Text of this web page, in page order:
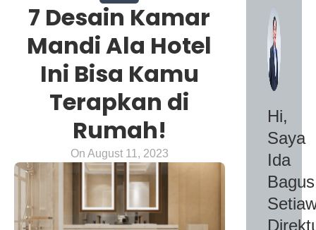
7 Desain Kamar
Mandi Ala Hotel
Ini Bisa Kamu
Terapkan di
Rumah!
On August 11, 2023
Hi,
Saya
Ida
Bagus